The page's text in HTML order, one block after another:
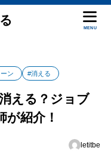
MENU
ン #消える
える？ジョブ
が紹介！
letitbe